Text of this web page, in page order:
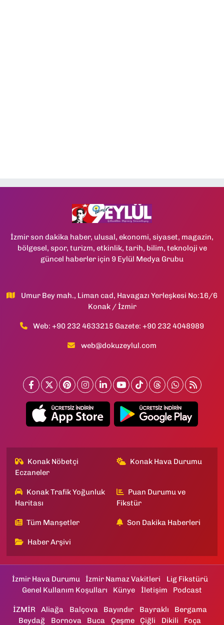
İzmir son dakika haber, ulusal, ekonomi, siyaset, magazin,
bölgesel, spor, turizm, etkinlik, tarih, bilim, teknoloji ve
güncel haberler için 9 Eylül Medya Grubu
Umur Bey mah., Liman cad, Havagazı Yerleşkesi No:16/6
Konak / İzmir
Web: +90 232 4633215 Gazete: +90 232 4048989
web@dokuzeylul.com
Konak Nöbetçi
Eczaneler
Konak Hava Durumu
Konak Trafik Yoğunluk
Haritası
Puan Durumu ve
Fikstür
Tüm Manşetler Son Dakika Haberleri
Haber Arşivi
İzmir Hava Durumu İzmir Namaz Vakitleri
Lig Fikstürü
Genel Kullanım Koşulları
Künye İletişim Podcast
İZMİR Aliağa Balçova Bayındır Bayraklı
Bergama
Beydağ
Bornova Buca Çeşme Çiğli Dikili Foça